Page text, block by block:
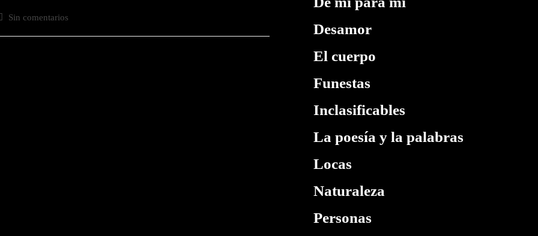
WEB
Comentarios
Sin comentarios
Desamor
El cuerpo
Funestas
Inclasificables
La poesía y la palabras
Locas
Naturaleza
Personas